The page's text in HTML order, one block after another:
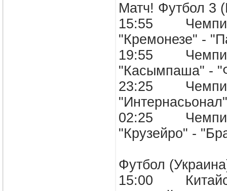
Матч! Футбол 3
15:55
"Кремонезе"
19:55
"Касымпаша"
23:25
02:25
"Крузейро" -
Футбол
15:00